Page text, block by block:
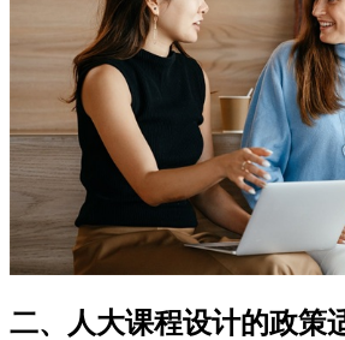
二、人大课程设计的政策